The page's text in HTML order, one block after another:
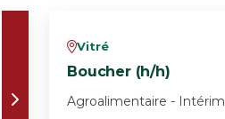
vVitré
Boucher (h/h)
Agroalimentaire - Intérim